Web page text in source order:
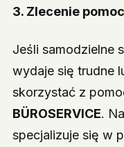
3. Zlecenie
Jeśli samodzielne
wydaje się trudne
skorzystać z
BÜROSERVICE.
specjalizuje się w